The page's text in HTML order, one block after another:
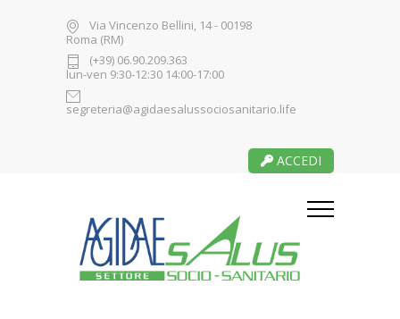
Via Vincenzo Bellini, 14 - 00198
Roma (RM)
(+39) 06.90.209.363
lun-ven 9:30-12:30 14:00-17:00
segreteria@agidaesalussociosanitario.life
ACCEDI